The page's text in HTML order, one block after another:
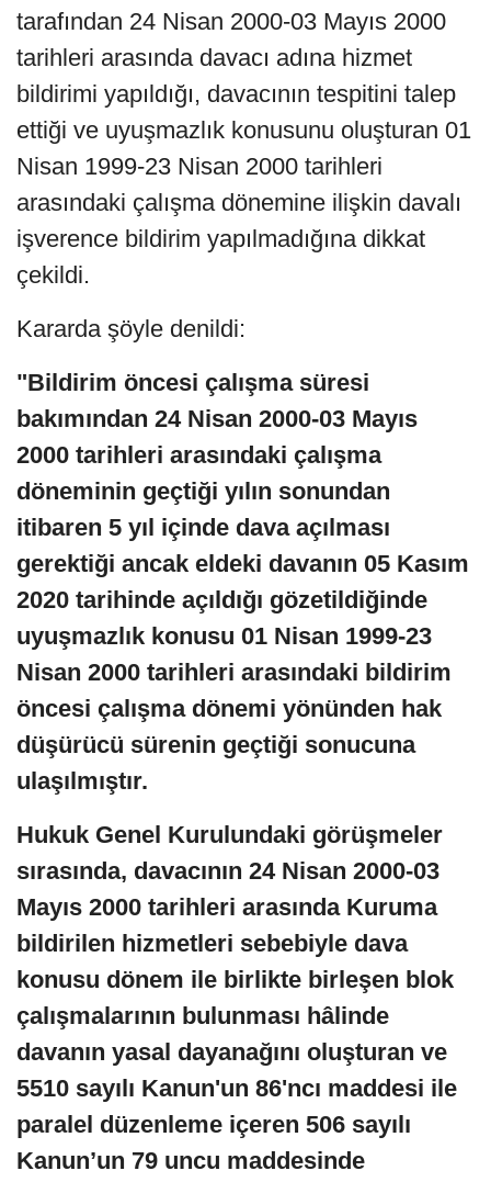
tarafından 24 Nisan 2000-03 Mayıs 2000
tarihleri arasında davacı adına hizmet
bildirimi yapıldığı, davacının tespitini talep
ettiği ve uyuşmazlık konusunu oluşturan 01
Nisan 1999-23 Nisan 2000 tarihleri
arasındaki çalışma dönemine ilişkin davalı
işverence bildirim yapılmadığına dikkat
çekildi.
Kararda şöyle denildi:
"Bildirim öncesi çalışma süresi
bakımından 24 Nisan 2000-03 Mayıs
2000 tarihleri arasındaki çalışma
döneminin geçtiği yılın sonundan
itibaren 5 yıl içinde dava açılması
gerektiği ancak eldeki davanın 05 Kasım
2020 tarihinde açıldığı gözetildiğinde
uyuşmazlık konusu 01 Nisan 1999-23
Nisan 2000 tarihleri arasındaki bildirim
öncesi çalışma dönemi yönünden hak
düşürücü sürenin geçtiği sonucuna
ulaşılmıştır.
Hukuk Genel Kurulundaki görüşmeler
sırasında, davacının 24 Nisan 2000-03
Mayıs 2000 tarihleri arasında Kuruma
bildirilen hizmetleri sebebiyle dava
konusu dönem ile birlikte birleşen blok
çalışmalarının bulunması hâlinde
davanın yasal dayanağını oluşturan ve
5510 sayılı Kanun'un 86'ncı maddesi ile
paralel düzenleme içeren 506 sayılı
Kanun’un 79 uncu maddesinde